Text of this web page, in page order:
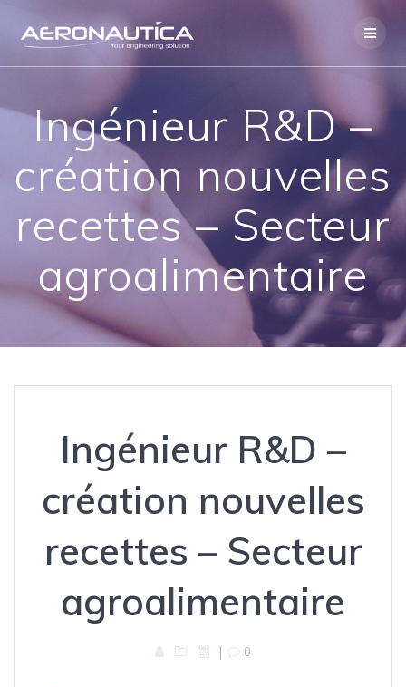
Ingénieur R&D –
création nouvelles
recettes – Secteur
agroalimentaire
Ingénieur R&D –
création nouvelles
recettes – Secteur
agroalimentaire
| 0